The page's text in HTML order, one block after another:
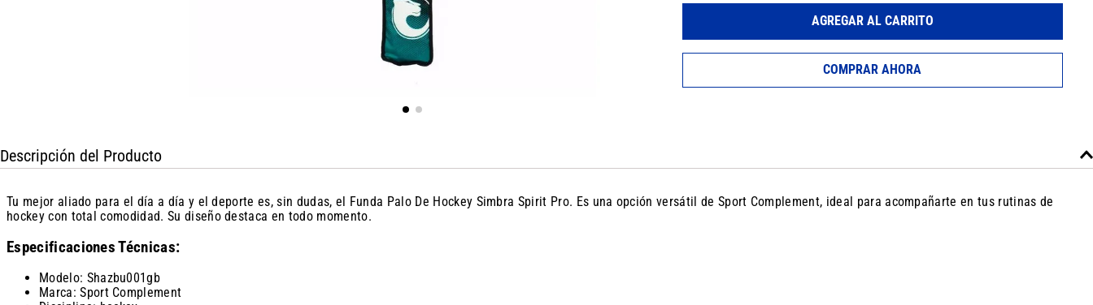
AGREGAR AL CARRITO
COMPRAR AHORA
Descripción del Producto
Tu mejor aliado para el día a día y el deporte es, sin dudas, el Funda Palo De Hockey Simbra Spirit Pro. Es una opción versátil de Sport Complement, ideal para acompañarte en tus rutinas de
hockey con total comodidad. Su diseño destaca en todo momento.
Especificaciones Técnicas:
Modelo: Shazbu001gb
Marca: Sport Complement